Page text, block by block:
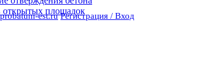
est.ru Регистрация / Вход
открытых площадок